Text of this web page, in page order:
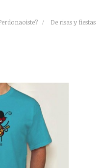
De risas y fiestas